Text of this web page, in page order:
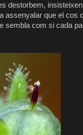
destorbem,
assenyalar que el cos
sembla com si cada